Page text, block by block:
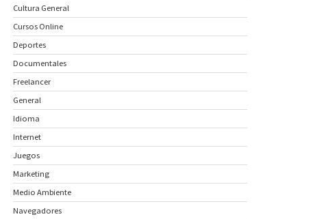
Cultura General
Cursos Online
Deportes
Documentales
Freelancer
General
Idioma
Internet
Juegos
Marketing
Medio Ambiente
Navegadores